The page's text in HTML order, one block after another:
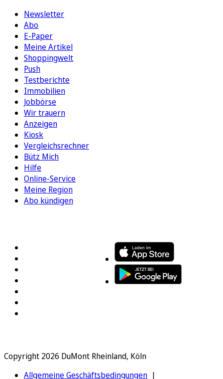
Newsletter
Abo
E-Paper
Meine Artikel
Shoppingwelt
Push
Testberichte
Immobilien
Jobbörse
Wir trauern
Anzeigen
Kiosk
Vergleichsrechner
Bütz Mich
Hilfe
Online-Service
Meine Region
Abo kündigen
Copyright 2026 DuMont Rheinland, Köln
Allgemeine Geschäftsbedingungen